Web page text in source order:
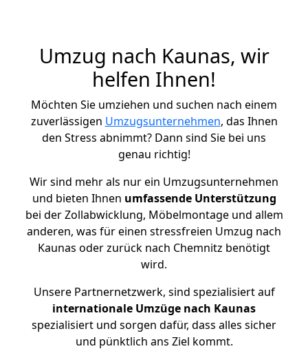
Umzug nach Kaunas, wir
helfen Ihnen!
Möchten Sie umziehen und suchen nach einem
zuverlässigen Umzugsunternehmen, das Ihnen
den Stress abnimmt? Dann sind Sie bei uns
genau richtig!
Wir sind mehr als nur ein Umzugsunternehmen
und bieten Ihnen umfassende Unterstützung
bei der Zollabwicklung, Möbelmontage und allem
anderen, was für einen stressfreien Umzug nach
Kaunas oder zurück nach Chemnitz benötigt
wird.
Unsere Partnernetzwerk, sind spezialisiert auf
internationale Umzüge nach Kaunas
spezialisiert und sorgen dafür, dass alles sicher
und pünktlich ans Ziel kommt.